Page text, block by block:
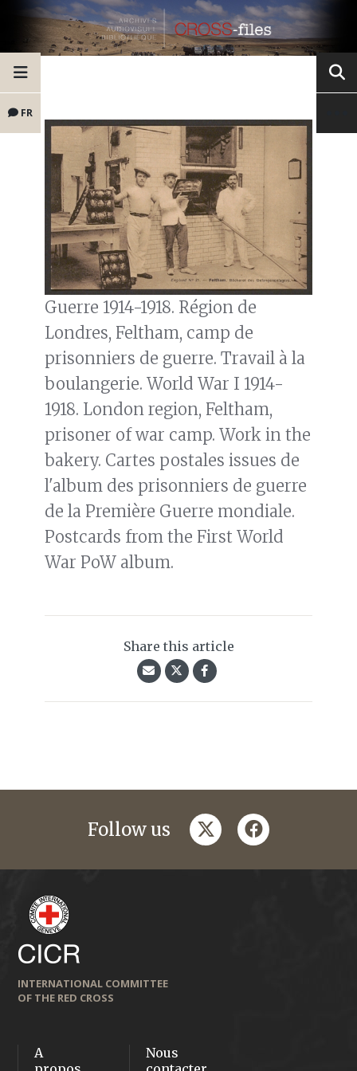
FR
Guerre 1914-1918. Région de
Londres, Feltham, camp de
prisonniers de guerre. Travail à la
boulangerie. World War I 1914-
1918. London region, Feltham,
prisoner of war camp. Work in the
bakery. Cartes postales issues de
l'album des prisonniers de guerre
de la Première Guerre mondiale.
Postcards from the First World
War PoW album.
Share this article
Follow us twitterfacebook
INTERNATIONAL COMMITTEE
OF THE RED CROSS
A
Nous